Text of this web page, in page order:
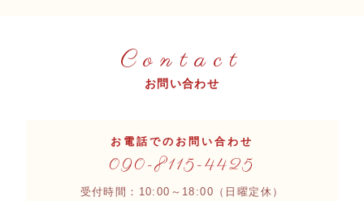
Contact
お問い合わせ
お電話でのお問い合わせ
090-8115-4425
受付時間：10:00～18:00（日曜定休）